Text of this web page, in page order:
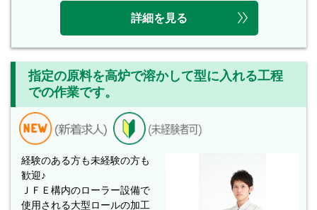
詳細を見る
指定の原料を高炉で溶かして型に入れる工程
での作業です。
経験のある方も未経験の方も
歓迎♪
ＪＦＥ構内のローラー設備で
使用される大型ロールの加工